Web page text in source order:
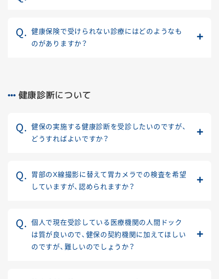
健康保険で受けられない診療にはどのようなも
のがありますか？
健康診断について
健保の実施する健康診断を受診したいのですが、
どうすればよいですか？
胃部のX線撮影に替えて胃カメラでの検査を希望
していますが、認められますか？
個人で現在受診している医療機関の人間ドック
は質が良いので、健保の契約機関に加えてほしい
のですが、難しいのでしょうか？